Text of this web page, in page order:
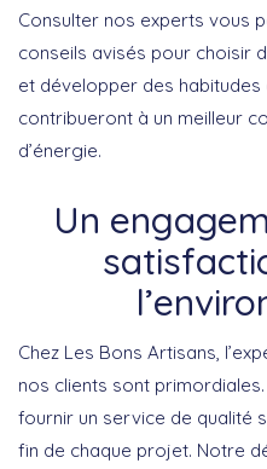
Consulter nos experts vous
conseils avisés pour choisir
et développer des
contribueront à un meilleur
d’énergie.
Un
Chez Les Bons Artisans,
nos clients sont
fournir un service de qualité
fin de chaque projet. Notre